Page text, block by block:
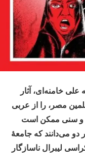
خامنه‌ای، آثار
مصر، را از عربی
و سنی ممکن است
دو می‌دانند که جامعهٔ
لیبرال ناسازگار